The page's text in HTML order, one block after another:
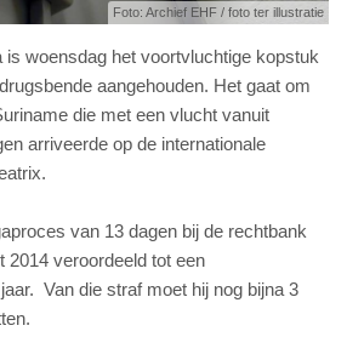
Foto: Archief EHF / foto ter illustratie
is woensdag het voortvluchtige kopstuk
aangehouden. Het gaat om
die met een vlucht vanuit
arriveerde op de internationale
van 13 dagen bij de rechtbank
2014 veroordeeld tot een
Van die straf moet hij nog bijna 3